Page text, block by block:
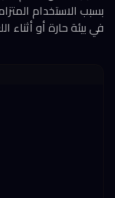
بسبب الاستخدام
في بيئة حارة أو أثناء